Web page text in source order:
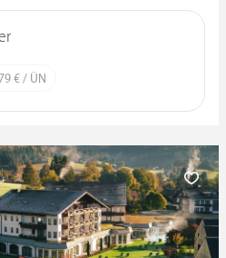
€ / ÜN